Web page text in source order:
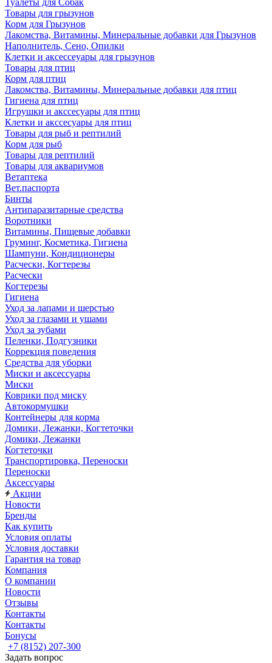
Туалеты для Собак
Товары для грызунов
Корм для Грызунов
Лакомства, Витамины, Минеральные добавки для Грызунов
Наполнитель, Сено, Опилки
Клетки и аксессеуары для грызунов
Товары для птиц
Корм для птиц
Лакомства, Витамины, Минеральные добавки для птиц
Гигиена для птиц
Игрушки и акссесуары для птиц
Клетки и акссесуары для птиц
Товары для рыб и рептилий
Корм для рыб
Товары для рептилий
Товары для аквариумов
Ветаптека
Вет.паспорта
Бинты
Антипаразитарные средства
Воротники
Витамины, Пищевые добавки
Груминг, Косметика, Гигиена
Шампуни, Кондиционеры
Расчески, Когтерезы
Расчески
Когтерезы
Гигиена
Уход за лапами и шерстью
Уход за глазами и ушами
Уход за зубами
Пеленки, Подгузники
Коррекция поведения
Средства для уборки
Миски и аксессуары
Миски
Коврики под миску
Автокормушки
Контейнеры для корма
Домики, Лежанки, Когтеточки
Домики, Лежанки
Когтеточки
Транспортировка, Переноски
Переноски
Аксессуары
Акции
Новости
Бренды
Как купить
Условия оплаты
Условия доставки
Гарантия на товар
Компания
О компании
Новости
Отзывы
Контакты
Контакты
Бонусы
+7 (8152) 207-300
Задать вопрос